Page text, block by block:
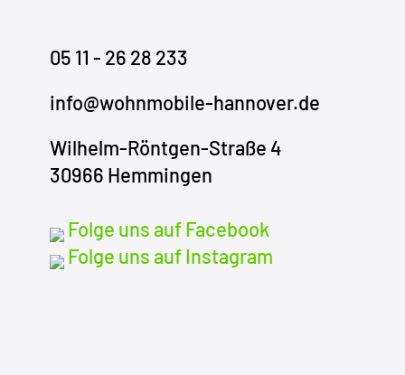
05 11 - 26 28 233
info@wohnmobile-hannover.de
Wilhelm-Röntgen-Straße 4
30966 Hemmingen
Folge uns auf Facebook
Folge uns auf Instagram